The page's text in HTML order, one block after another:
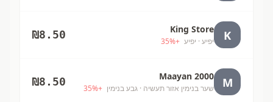
K
King Store
יפיע · יפיע +
35%
₪8.50
M
Maayan 2000
שער בנימין אזור תעשיה · גבע בנימין +
35%
₪8.50